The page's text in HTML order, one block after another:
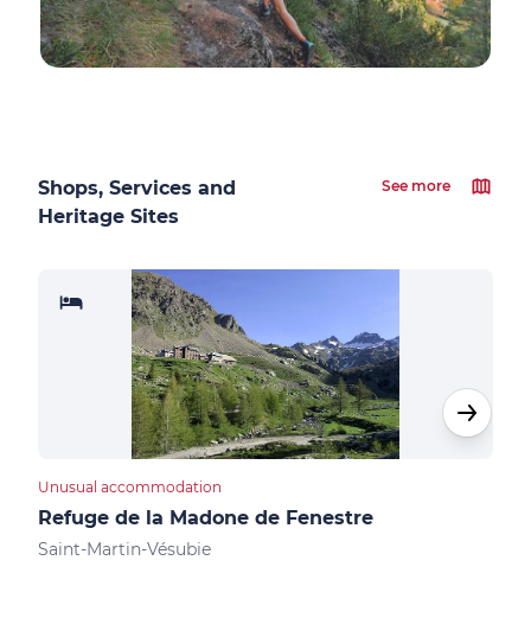
Shops, Services and
Heritage Sites
See more
Unusual accommodation
Refuge de la Madone de Fenestre
Saint-Martin-Vésubie